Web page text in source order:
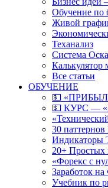
Обучение по
Живой
Теханализ
Система
Калькулятор
Все статьи
ОБУЧЕНИЕ
💵
💵 КУРС —
30
Индикаторы
20+ Простых
«Форекс с
Заработок
Учебник по